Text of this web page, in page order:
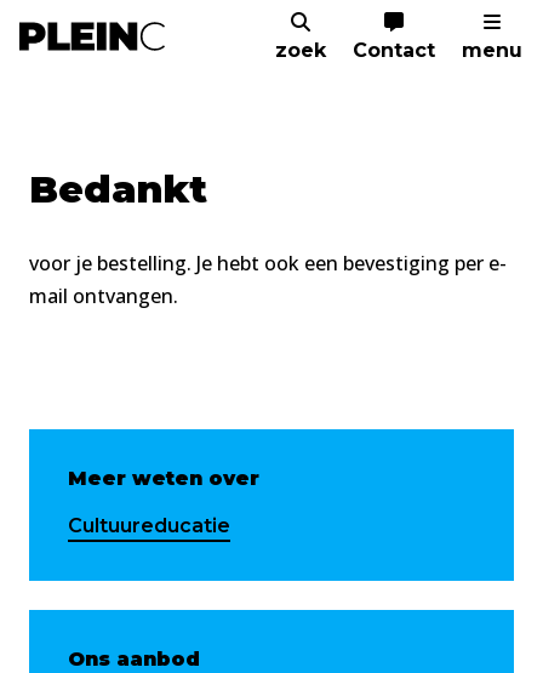
zoek Contact menu
Home Aanmelden Gids
Bedankt
voor je bestelling. Je hebt ook een bevestiging per e-
mail ontvangen.
Meer weten over
Cultuureducatie
Ons aanbod